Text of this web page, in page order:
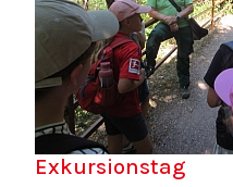
Exkursionstag